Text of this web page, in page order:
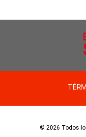
© 2026 Todos